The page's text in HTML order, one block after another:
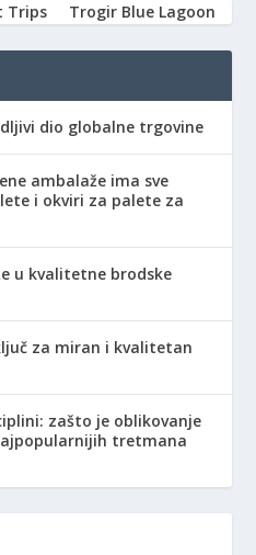
Trips Trogir Blue Lagoon
dio globalne trgovine
ambalaže ima sve
i okviri za palete za
u kvalitetne brodske
za miran i kvalitetan
zašto je oblikovanje
tretmana